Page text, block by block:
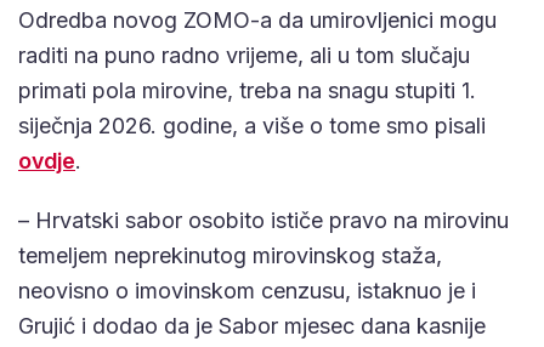
Odredba novog ZOMO-a da umirovljenici mogu
raditi na puno radno vrijeme, ali u tom slučaju
primati pola mirovine, treba na snagu stupiti 1.
siječnja 2026. godine, a više o tome smo pisali
ovdje.
– Hrvatski sabor osobito ističe pravo na mirovinu
temeljem neprekinutog mirovinskog staža,
neovisno o imovinskom cenzusu, istaknuo je i
Grujić i dodao da je Sabor mjesec dana kasnije